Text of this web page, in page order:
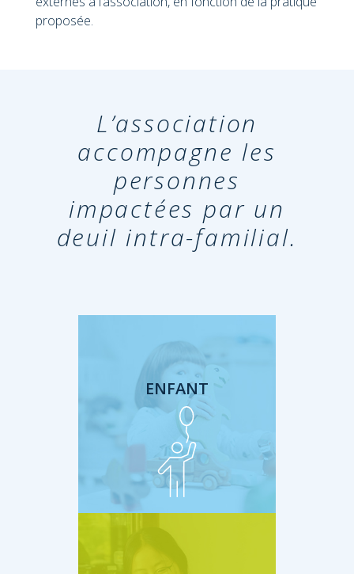
proposée.
L’association
accompagne les
personnes
impactées par un
deuil intra-familial.
ENFANT